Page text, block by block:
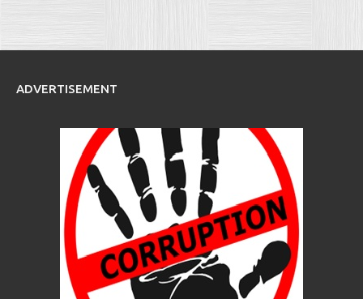
ADVERTISEMENT